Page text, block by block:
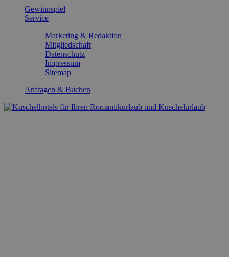
Gewinnspiel
Service
Marketing & Redaktion
Mitgliedschaft
Datenschutz
Impressum
Sitemap
Anfragen & Buchen